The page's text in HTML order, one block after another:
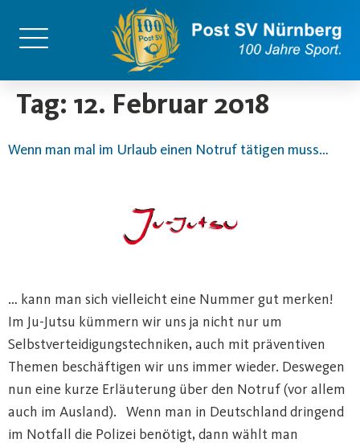
Tag: 12. Februar 2018
Wenn man mal im Urlaub einen Notruf tätigen muss…
… kann man sich vielleicht eine Nummer gut merken!
Im Ju-Jutsu kümmern wir uns ja nicht nur um
Selbstverteidigungstechniken, auch mit präventiven
Themen beschäftigen wir uns immer wieder. Deswegen
nun eine kurze Erläuterung über den Notruf (vor allem
auch im Ausland). Wenn man in Deutschland dringend
im Notfall die Polizei benötigt, dann wählt man